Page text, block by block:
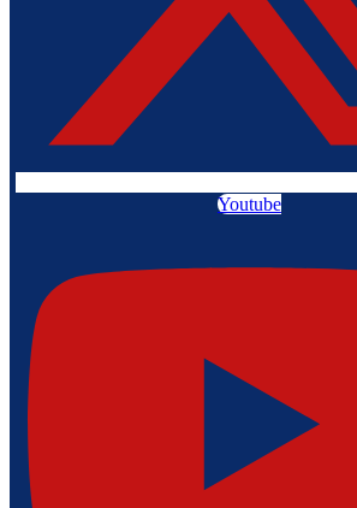
Youtube